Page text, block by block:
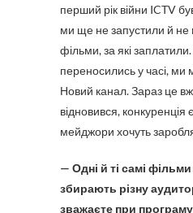
перший рік війни ICTV
ми ще не запустили й не
фільми, за які
переносились у часі, ми
Новий канал. Зараз це
відновився, конкуренція
мейджори хочуть
— Одні й ті самі
збирають різну
зважаєте при